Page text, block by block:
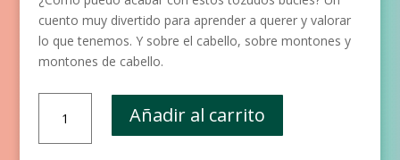
cuento muy divertido para aprender a querer y valorar
lo que tenemos. Y sobre el cabello, sobre montones y
montones de cabello.
quiero
el
Añadir al carrito